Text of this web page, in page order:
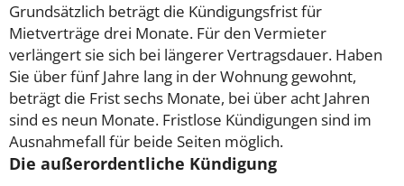
Grundsätzlich beträgt die Kündigungsfrist für
Mietverträge drei Monate. Für den Vermieter
verlängert sie sich bei längerer Vertragsdauer. Haben
Sie über fünf Jahre lang in der Wohnung gewohnt,
beträgt die Frist sechs Monate, bei über acht Jahren
sind es neun Monate. Fristlose Kündigungen sind im
Ausnahmefall für beide Seiten möglich.
Die außerordentliche Kündigung